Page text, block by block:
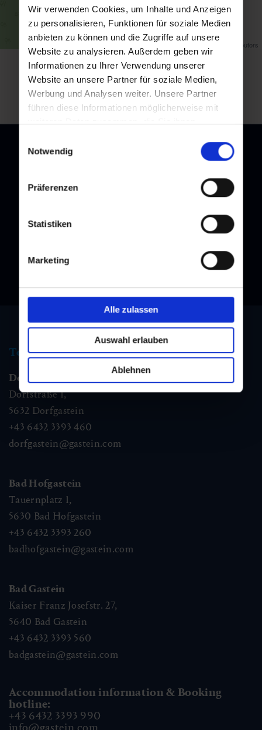
Wir verwenden Cookies, um Inhalte und Anzeigen
zu personalisieren, Funktionen für soziale Medien
anbieten zu können und die Zugriffe auf unsere
Website zu analysieren. Außerdem geben wir
Informationen zu Ihrer Verwendung unserer
Website an unsere Partner für soziale Medien,
Werbung und Analysen weiter. Unsere Partner
führen diese Informationen möglicherweise mit
weiteren Daten zusammen, die Sie ihnen
Nutzung der Dienste gesammelt haben.
Notwendig
Präferenzen
Statistiken
Marketing
Alle zulassen
Auswahl erlauben
Ablehnen
Map data © contributors
back to overview
Tourist information
Dorfgastein
Dorfstraße 1,
5632 Dorfgastein
+43 6432 3393 460
dorfgastein@gastein.com
Bad Hofgastein
Tauernplatz 1,
5630 Bad Hofgastein
+43 6432 3393 260
badhofgastein@gastein.com
Bad Gastein
Kaiser Franz Josefstr. 27,
5640 Bad Gastein
+43 6432 3393 560
badgastein@gastein.com
Accommodation information & Booking
hotline:
+43 6432 3393 990